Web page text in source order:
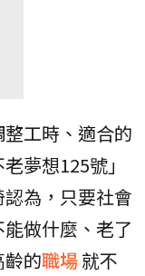
工時、適合的
夢想125號」
為，只要社會
做什麼、老了
的職場就不